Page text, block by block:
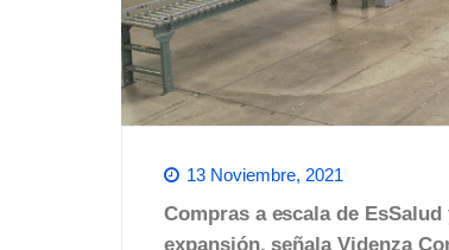
13 Noviembre, 2021
Compras a escala de
expansión, señala Videnza